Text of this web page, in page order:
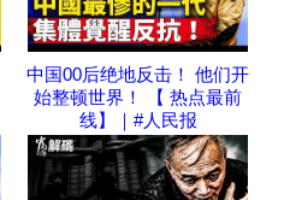
中国00后绝地反击！ 他们开
始整顿世界！ 【 热点最前
线】｜#人民报